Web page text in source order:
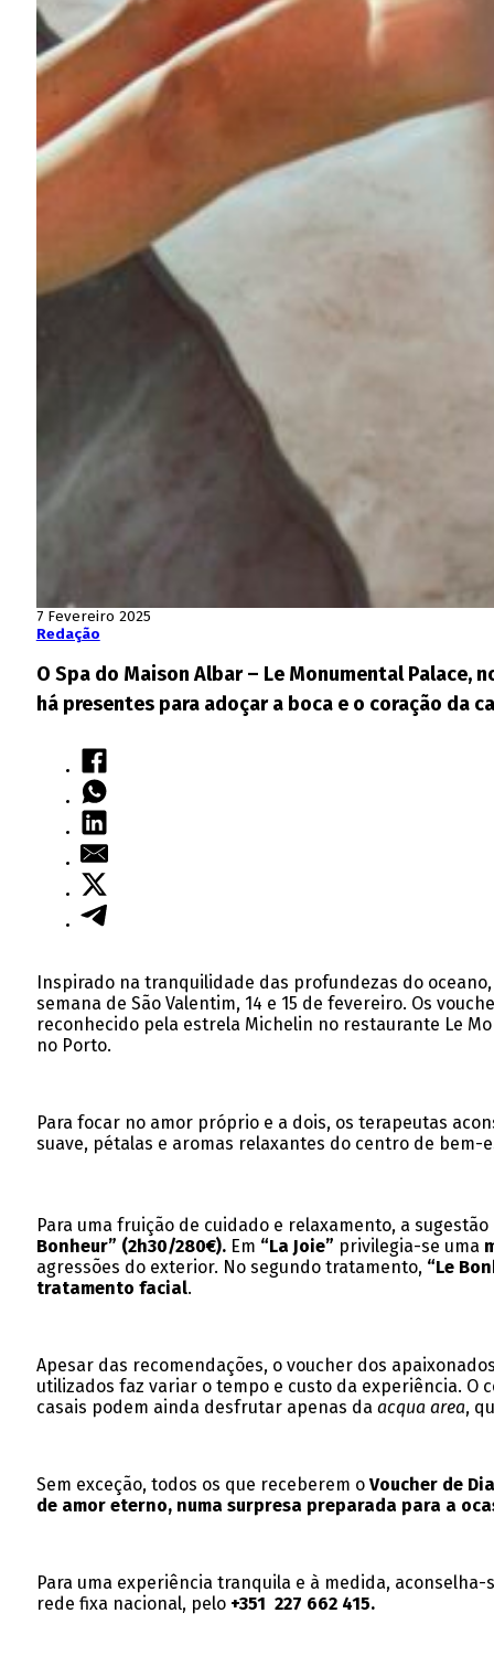
7 Fevereiro 2025
Redação
O Spa do Maison Albar – Le Monumental
há presentes para adoçar a boca e o coração da
Inspirado na tranquilidade das profundezas do
semana de São Valentim, 14 e 15 de fevereiro. Os
reconhecido pela estrela Michelin no restaurante Le
no Porto.
Para focar no amor próprio e a dois, os terapeutas
suave, pétalas e aromas relaxantes do centro de
Para uma fruição de cuidado e relaxamento, a
Bonheur” (2h30/280€). Em “La Joie” privilegia-se uma
agressões do exterior. No segundo tratamento, “Le
tratamento facial.
Apesar das recomendações, o voucher dos
utilizados faz variar o tempo e custo da experiência.
casais podem ainda desfrutar apenas da acqua area,
Sem exceção, todos os que receberem o Voucher de
de amor eterno, numa surpresa preparada para a
Para uma experiência tranquila e à medida,
rede fixa nacional, pelo +351 227 662 415.